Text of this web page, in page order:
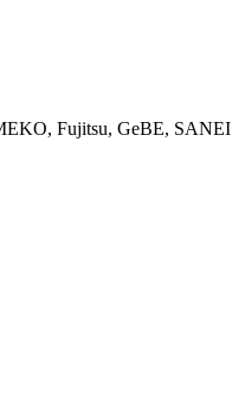
Fujitsu, GeBE, SANEI